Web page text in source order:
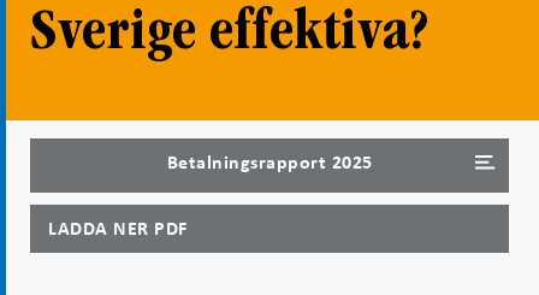
Sverige effektiva?
Betalningsrapport 2025
LADDA NER PDF